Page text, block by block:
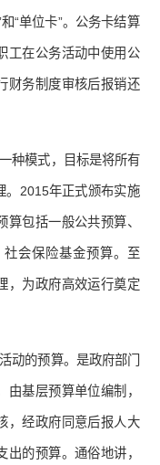
“单位卡”。公务卡结算
工在公务活动中使用公
财务制度审核后报销还
种模式，目标是将所有
。2015年正式颁布实施
包括一般公共预算、
会保险基金预算。至
，为政府高效运行奠定
动的预算。是政府部门
基层预算单位编制，
，经政府同意后报人大
的预算。通俗地讲，